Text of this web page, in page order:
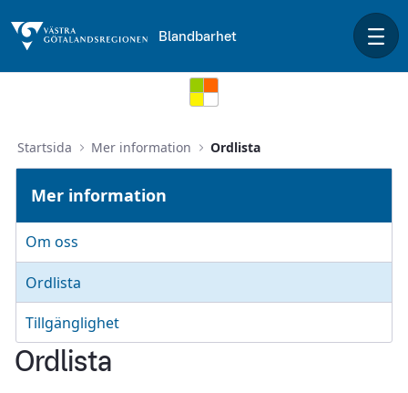
Hoppa till huvudinnehåll
Blandbarhet
Startsida Mer information Ordlista
Mer information
Om oss
Ordlista
Tillgänglighet
Ordlista